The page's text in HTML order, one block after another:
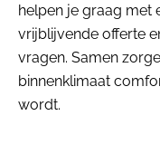
helpen je graag met
vrijblijvende offerte
vragen. Samen
binnenklimaat
wordt.